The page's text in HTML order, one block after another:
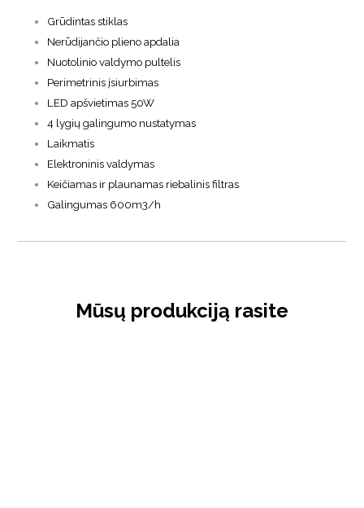
Grūdintas stiklas
Nerūdijančio plieno apdalia
Nuotolinio valdymo pultelis
Perimetrinis įsiurbimas
LED apšvietimas 50W
4 lygių galingumo nustatymas
Laikmatis
Elektroninis valdymas
Keičiamas ir plaunamas riebalinis filtras
Galingumas 600m3/h
Mūsų produkciją rasite